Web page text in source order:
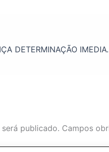
PREFEITURA CONSEGUE NA JUSTIÇA
publicado. Campos